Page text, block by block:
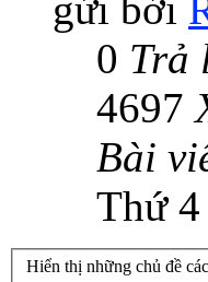
0 Trả
4697
Bài
Thứ
Hiển thị những chủ đề